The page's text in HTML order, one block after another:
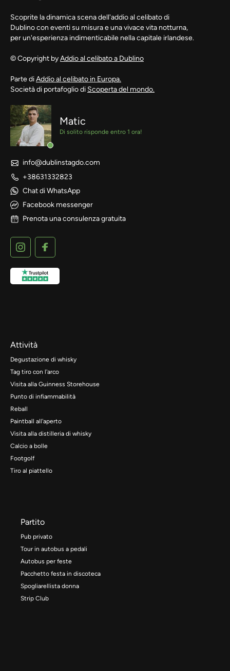
Scoprite la dinamica scena dell'addio al celibato di
Dublino con eventi su misura e una vivace vita notturna,
per un'esperienza indimenticabile nella capitale irlandese.
© Copyright byAddio al celibato a Dublino
Parte diAddio al celibato in Europa.
Società di portafoglio di Scoperta del mondo.
Matic
Di solito risponde entro 1 ora!
info@dublinstagdo.com
+38631332823
Chat di WhatsApp
Facebook messenger
Prenota una consulenza gratuita
Attività
Degustazione di whisky
Tag tiro con l'arco
Visita alla Guinness Storehouse
Punto di infiammabilità
Reball
Paintball all'aperto
Visita alla distilleria di whisky
Calcio a bolle
Footgolf
Tiro al piattello
Partito
Pub privato
Tour in autobus a pedali
Autobus per feste
Pacchetto festa in discoteca
Spogliarellista donna
Strip Club